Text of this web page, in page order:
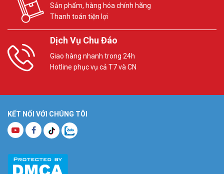
Sản phẩm, hàng hóa chính hãng
Thanh toán tiện lợi
Dịch Vụ Chu Đáo
Giao hàng nhanh trong 24h
Hotline phục vụ cả T7 và CN
KẾT NỐI VỚI CHÚNG TÔI